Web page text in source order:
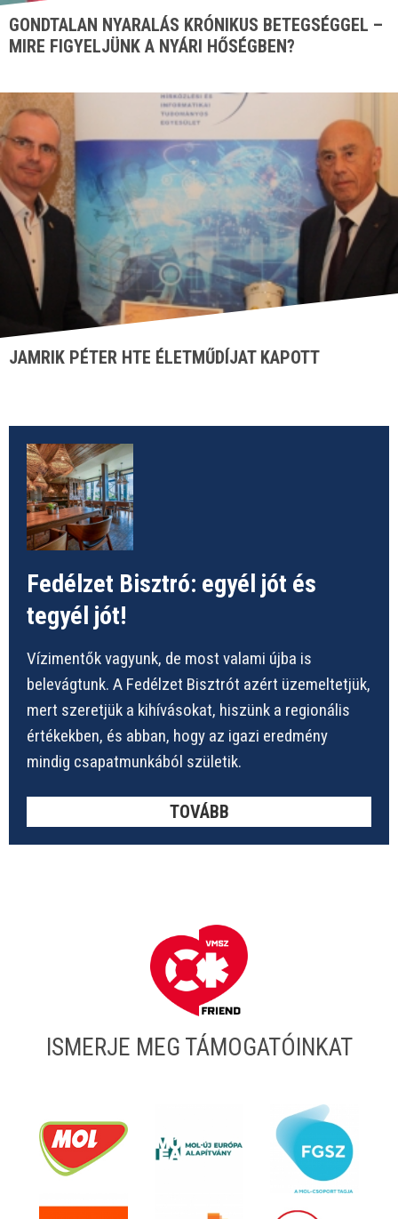
GONDTALAN NYARALÁS KRÓNIKUS BETEGSÉGGEL –
MIRE FIGYELJÜNK A NYÁRI HŐSÉGBEN?
JAMRIK PÉTER HTE ÉLETMŰDÍJAT KAPOTT
Fedélzet Bisztró: egyél jót és
tegyél jót!
Vízimentők vagyunk, de most valami újba is
belevágtunk. A Fedélzet Bisztrót azért üzemeltetjük,
mert szeretjük a kihívásokat, hiszünk a regionális
értékekben, és abban, hogy az igazi eredmény
mindig csapatmunkából születik.
TOVÁBB
ISMERJE MEG TÁMOGATÓINKAT